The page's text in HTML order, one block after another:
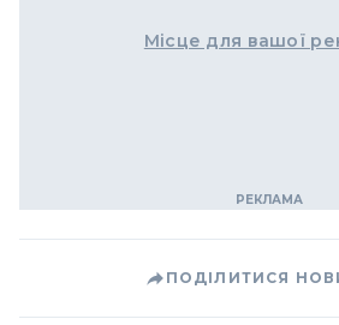
Місце для вашої
ПОДІЛИТИСЯ